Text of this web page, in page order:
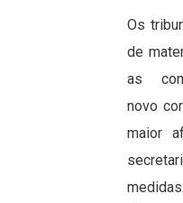
Os
de
as
novo
maior